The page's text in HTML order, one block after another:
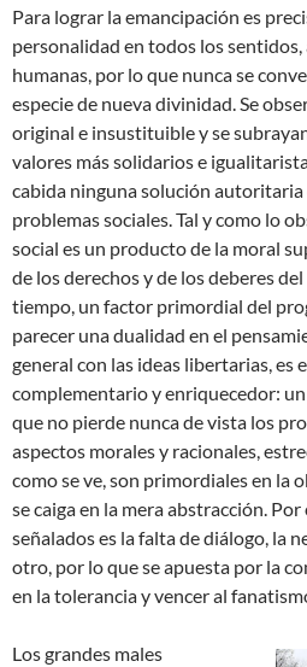
Para lograr la emancipación es
personalidad en todos los
humanas, por lo que nunca se
especie de nueva divinidad. Se
original e insustituible y se
valores más solidarios e
cabida ninguna solución
problemas sociales. Tal y como lo
social es un producto de la moral
de los derechos y de los deberes
tiempo, un factor primordial del
parecer una dualidad en el
general con las ideas libertarias, es
complementario y enriquecedor:
que no pierde nunca de vista los
aspectos morales y racionales,
como se ve, son primordiales en la
se caiga en la mera abstracción.
señalados es la falta de diálogo, la
otro, por lo que se apuesta por la
en la tolerancia y vencer al
Los grandes males